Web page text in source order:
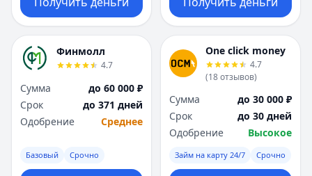
Финмолл
4.7
Сумма
до 60 000 ₽
Срок
до 371 дней
Одобрение
Среднее
Базовый Срочно
One click money
4.7
(18отзывов)
Сумма
до 30 000 ₽
Срок
до 30 дней
Одобрение
Высокое
Займ на карту 24/7 Срочно